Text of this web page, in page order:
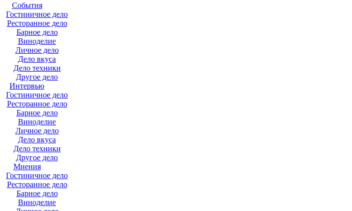
События
Гостиничное дело
Ресторанное дело
Барное дело
Виноделие
Личное дело
Дело вкуса
Дело техники
Другое дело
Интервью
Гостиничное дело
Ресторанное дело
Барное дело
Виноделие
Личное дело
Дело вкуса
Дело техники
Другое дело
Мнения
Гостиничное дело
Ресторанное дело
Барное дело
Виноделие